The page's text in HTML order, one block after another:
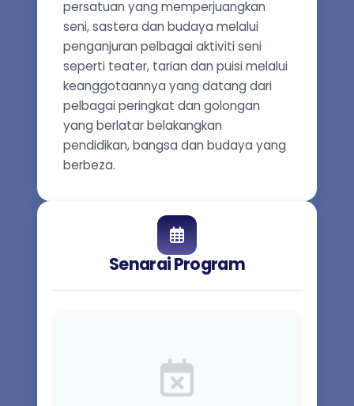
persatuan yang memperjuangkan
seni, sastera dan budaya melalui
penganjuran pelbagai aktiviti seni
seperti teater, tarian dan puisi melalui
keanggotaannya yang datang dari
pelbagai peringkat dan golongan
yang berlatar belakangkan
pendidikan, bangsa dan budaya yang
berbeza.
Senarai Program